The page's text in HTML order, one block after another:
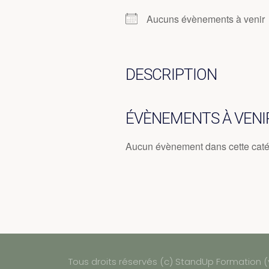
Aucuns évènements à venir
DESCRIPTION
ÉVÈNEMENTS À
Aucun évènement dans cette
Tous droits réservés (c) StandUp Formation